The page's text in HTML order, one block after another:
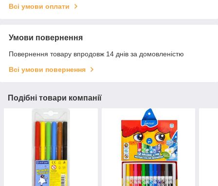
Всі умови оплати
Умови повернення
Повернення товару впродовж 14 днів за домовленістю
Всі умови повернення
Подібні товари компанії